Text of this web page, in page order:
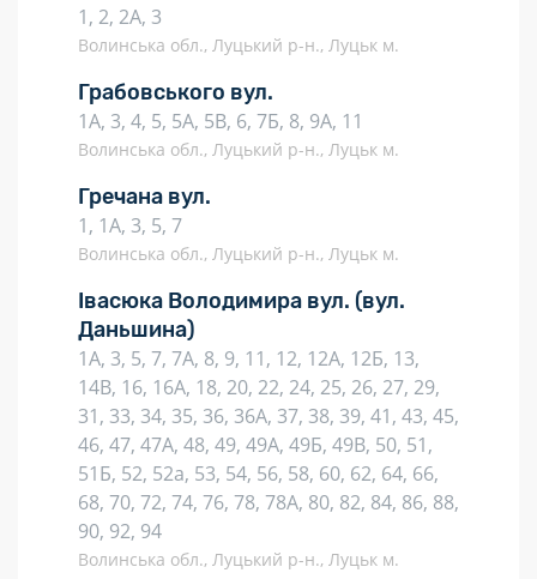
1, 2, 2А, 3
Волинська обл., Луцький р-н., Луцьк м.
Грабовського вул.
1А, 3, 4, 5, 5А, 5В, 6, 7Б, 8, 9А, 11
Волинська обл., Луцький р-н., Луцьк м.
Гречана вул.
1, 1А, 3, 5, 7
Волинська обл., Луцький р-н., Луцьк м.
Івасюка Володимира вул. (вул.
Даньшина)
1А, 3, 5, 7, 7А, 8, 9, 11, 12, 12А, 12Б, 13,
14В, 16, 16А, 18, 20, 22, 24, 25, 26, 27, 29,
31, 33, 34, 35, 36, 36А, 37, 38, 39, 41, 43, 45,
46, 47, 47А, 48, 49, 49А, 49Б, 49В, 50, 51,
51Б, 52, 52а, 53, 54, 56, 58, 60, 62, 64, 66,
68, 70, 72, 74, 76, 78, 78А, 80, 82, 84, 86, 88,
90, 92, 94
Волинська обл., Луцький р-н., Луцьк м.